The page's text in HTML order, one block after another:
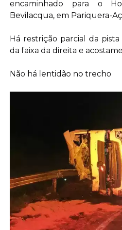
encaminhado para o
Bevilacqua, em Pariquera-
Há restrição parcial da
da faixa da direita e
Não há lentidão no trecho